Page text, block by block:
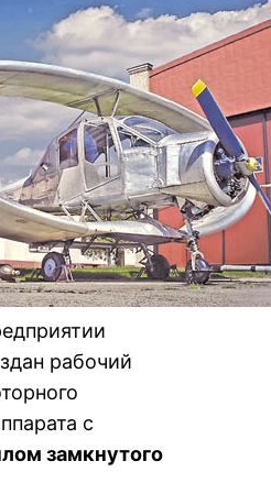
рабочий
с
замкнутого